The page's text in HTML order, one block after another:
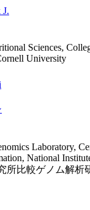
J.
Sciences,
University
Laboratory,
National
所比較ゲノム解析